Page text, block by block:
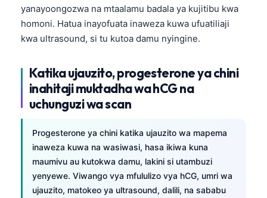
yanayoongozwa na mtaalamu badala ya kujitibu kwa
homoni. Hatua inayofuata inaweza kuwa ufuatiliaji
kwa ultrasound, si tu kutoa damu nyingine.
Katika ujauzito, progesterone ya chini
inahitaji muktadha wa hCG na
uchunguzi wa scan
Progesterone ya chini katika ujauzito wa mapema
inaweza kuwa na wasiwasi, hasa ikiwa kuna
maumivu au kutokwa damu, lakini si utambuzi
yenyewe. Viwango vya mfululizo vya hCG, umri wa
ujauzito, matokeo ya ultrasound, dalili, na sababu
Eesti
Čeština
ქართული
Русский
Lietuvių kalba
Polski
Slovenščina
Magyar